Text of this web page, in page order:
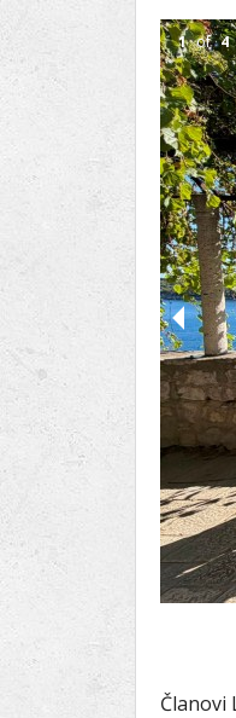
Club finder
1 of 4
Članovi